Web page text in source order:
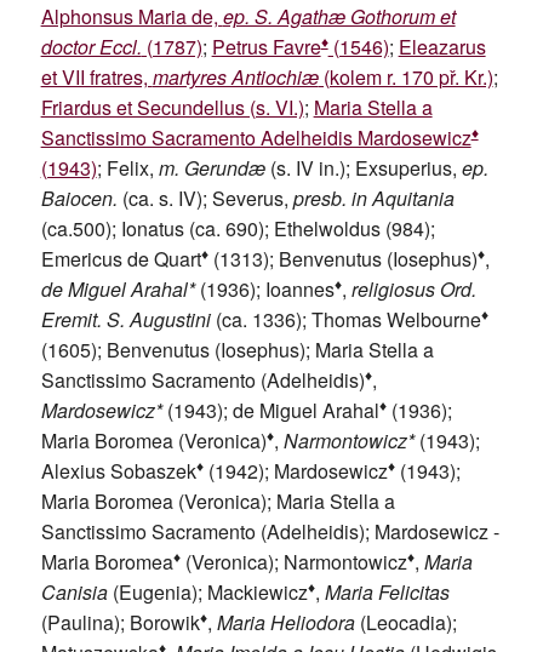
Alphonsus Maria de, ep. S. Agathæ Gothorum et
doctor Eccl. (1787); Petrus Favre♦(1546); Eleazarus
et VII fratres, martyres Antiochiæ(kolem r. 170 př. Kr.);
Friardus et Secundellus (s. VI.); Maria Stella a
Sanctissimo Sacramento Adelheidis Mardosewicz♦
(1943); Felix, m. Gerundæ(s. IV in.); Exsuperius, ep.
Baiocen. (ca. s. IV); Severus, presb. in Aquitania
(ca.500); Ionatus (ca. 690); Ethelwoldus (984);
Emericus de Quart♦(1313); Benvenutus (Iosephus)♦,
de Miguel Arahal*(1936); Ioannes♦, religiosus Ord.
Eremit. S. Augustini(ca. 1336); Thomas Welbourne♦
(1605); Benvenutus (Iosephus); Maria Stella a
Sanctissimo Sacramento (Adelheidis)♦,
Mardosewicz*(1943); de Miguel Arahal♦(1936);
Maria Boromea (Veronica)♦, Narmontowicz*(1943);
Alexius Sobaszek♦(1942); Mardosewicz♦(1943);
Maria Boromea (Veronica); Maria Stella a
Sanctissimo Sacramento (Adelheidis); Mardosewicz -
Maria Boromea♦(Veronica); Narmontowicz♦, Maria
Canisia(Eugenia); Mackiewicz♦, Maria Felicitas
(Paulina); Borowik♦, Maria Heliodora(Leocadia);
♦